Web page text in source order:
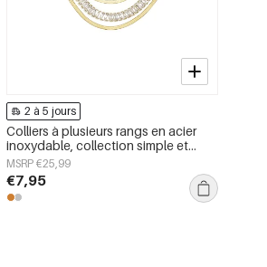
2 à 5 jours
Colliers à plusieurs rangs en acier
inoxydable, collection simple et
décontractée pour femmes
MSRP €25,99
€7,95